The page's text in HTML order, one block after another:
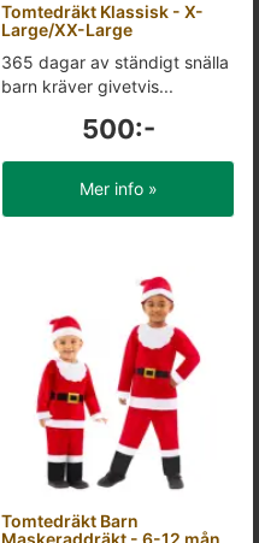
Tomtedräkt Klassisk - X-
Large/XX-Large
365 dagar av ständigt snälla
barn kräver givetvis...
500:-
Mer info »
Tomtedräkt Barn
Maskeraddräkt - 6-12 mån